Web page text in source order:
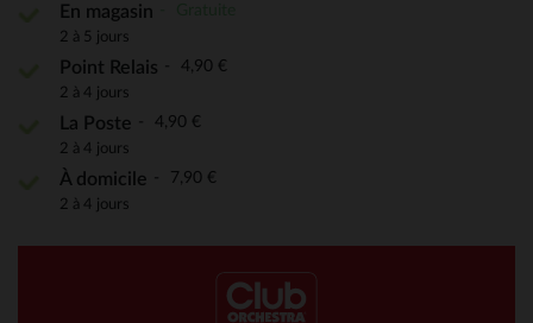
En magasin
2 à 5 jours
Point Relais 4,90 €
2 à 4 jours
La Poste 4,90 €
2 à 4 jours
À domicile 7,90 €
2 à 4 jours